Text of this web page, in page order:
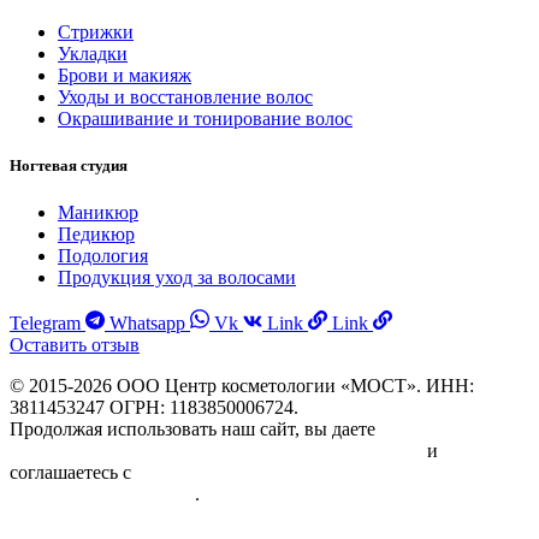
Стрижки
Укладки
Брови и макияж
Уходы и восстановление волос
Окрашивание и тонирование волос
Ногтевая студия
Маникюр
Педикюр
Подология
Продукция уход за волосами
Telegram Whatsapp Vk Link
Link
Оставить отзыв
© 2015-2026 ООО Центр косметологии «МОСТ». ИНН:
3811453247 ОГРН: 1183850006724.
Продолжая использовать наш сайт, вы даете
и
соглашаетесь с
.